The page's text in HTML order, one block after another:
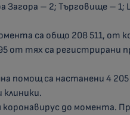
Загора – 2; Търговище – 1;
са общо 208 511, от
от тях са регистрирани
помощ са настанени 4
коронавирус до момента.